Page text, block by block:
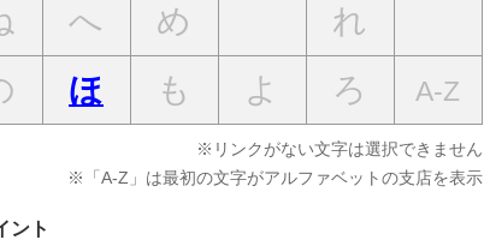
へ め
れ
ほ も よ ろ A-Z
※リンクがない文字は選択できません
※「A-Z」は最初の文字がアルファベットの支店を表示
ント